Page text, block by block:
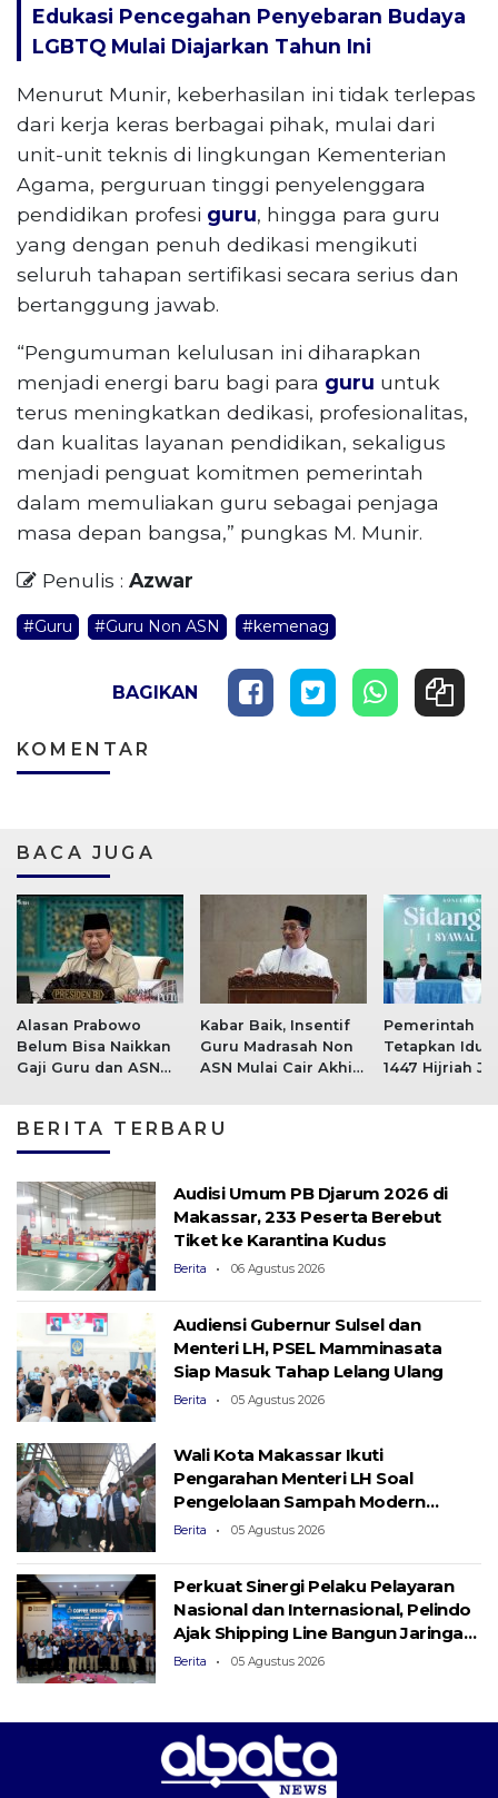
Edukasi Pencegahan Penyebaran Budaya
LGBTQ Mulai Diajarkan Tahun Ini
Menurut Munir, keberhasilan ini tidak terlepas
dari kerja keras berbagai pihak, mulai dari
unit-unit teknis di lingkungan Kementerian
Agama, perguruan tinggi penyelenggara
pendidikan profesi guru, hingga para guru
yang dengan penuh dedikasi mengikuti
seluruh tahapan sertifikasi secara serius dan
bertanggung jawab.
“Pengumuman kelulusan ini diharapkan
menjadi energi baru bagi para guru untuk
terus meningkatkan dedikasi, profesionalitas,
dan kualitas layanan pendidikan, sekaligus
menjadi penguat komitmen pemerintah
dalam memuliakan guru sebagai penjaga
masa depan bangsa,” pungkas M. Munir.
Penulis : Azwar
#Guru #Guru Non ASN #kemenag
BAGIKAN
KOMENTAR
BACA JUGA
Alasan Prabowo
Belum Bisa Naikkan
Gaji Guru dan ASN
Kabar Baik, Insentif
Guru Madrasah Non
ASN Mulai Cair Akhir
Pemerintah
Tetapkan
1447 Hijriah
BERITA TERBARU
Audisi Umum PB Djarum 2026 di
Makassar, 233 Peserta Berebut
Tiket ke Karantina Kudus
Berita 06 Agustus 2026
Audiensi Gubernur Sulsel dan
Menteri LH, PSEL Mamminasata
Siap Masuk Tahap Lelang Ulang
Berita 05 Agustus 2026
Wali Kota Makassar Ikuti
Pengarahan Menteri LH Soal
Pengelolaan Sampah Modern
Berbasis PSEL dan RDF
Berita 05 Agustus 2026
Perkuat Sinergi Pelaku Pelayaran
Nasional dan Internasional, Pelindo
Ajak Shipping Line Bangun Jaringan
Logistik Terintegrasi
Berita 05 Agustus 2026